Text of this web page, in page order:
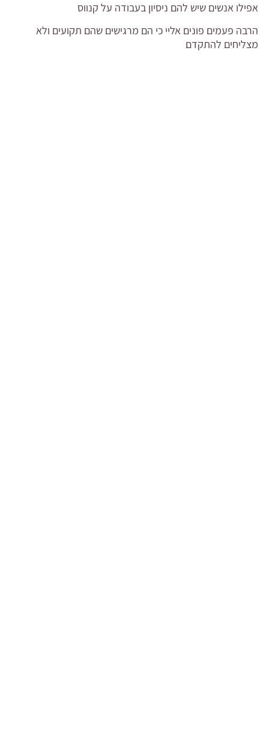
אפילו אנשים שיש להם ניסיון בעבודה על קנווס
הרבה פעמים פונים אליי כי הם מרגישים שהם תקועים ולא
מצליחים להתקדם